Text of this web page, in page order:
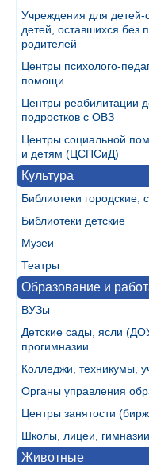
Учреждения для детей-
детей, оставшихся без
родителей
Центры психолого-
помощи
Центры реабилитации
подростков с ОВЗ
Центры социальной
и детям (ЦСПСиД)
Культура
Библиотеки городские,
Библиотеки детские
Музеи
Театры
Образование и
ВУЗы
Детские сады, ясли
прогимназии
Колледжи, техникумы,
Органы управления
Центры занятости
Школы, лицеи, гимназии
Животные